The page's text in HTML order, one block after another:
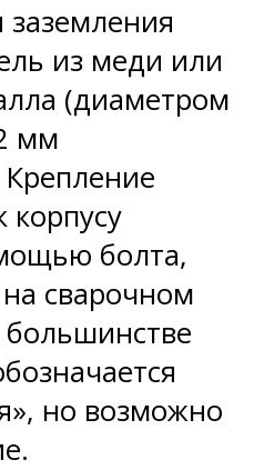
из меди или
(диаметром
мм
Крепление
корпусу
болта,
сварочном
но возможно